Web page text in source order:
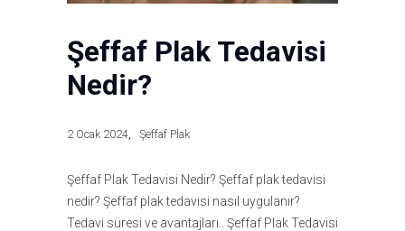
Şeffaf Plak Tedavisi
Nedir?
2 Ocak 2024 Şeffaf Plak
Şeffaf Plak Tedavisi Nedir? Şeffaf plak tedavisi
nedir? Şeffaf plak tedavisi nasıl uygulanır?
Tedavi süresi ve avantajları.. Şeffaf Plak Tedavisi